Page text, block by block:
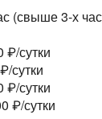
(свыше 3-х
₽/сутки
сутки
₽/сутки
₽/сутки